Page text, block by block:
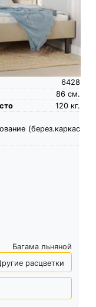
6428
см.
86
кг.
120
(берез.каркас
Багама льняной
расцветки